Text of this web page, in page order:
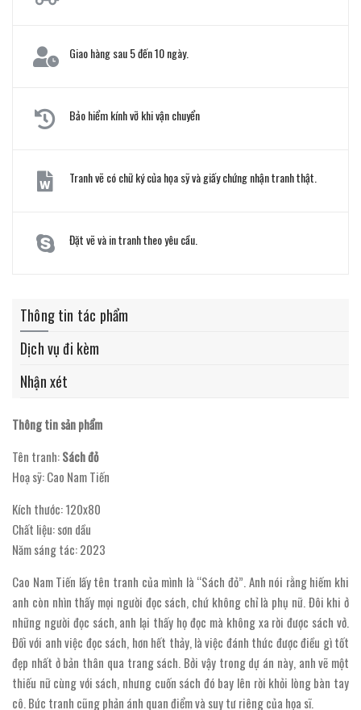
Giao hàng sau 5 đến 10 ngày.
Bảo hiểm kính vỡ khi vận chuyển
Tranh vẽ có chữ ký của họa sỹ và giấy chứng nhận tranh thật.
Đặt vẽ và in tranh theo yêu cầu.
Thông tin tác phẩm
Dịch vụ đi kèm
Nhận xét
Thông tin sản phẩm
Tên tranh:Sách đỏ
Hoạ sỹ: Cao Nam Tiến
Kích thước: 120x80
Chất liệu: sơn dầu
Năm sáng tác: 2023
Cao Nam Tiến lấy tên tranh của mình là “Sách đỏ”. Anh nói rằng hiếm khi
anh còn nhìn thấy mọi người đọc sách, chứ không chỉ là phụ nữ. Đôi khi ở
những người đọc sách, anh lại thấy họ đọc mà không xa rời được sách vở.
Đối với anh việc đọc sách, hơn hết thảy, là việc đánh thức được điều gì tốt
đẹp nhất ở bản thân qua trang sách. Bởi vậy trong dự án này, anh vẽ một
thiếu nữ cùng với sách, nhưng cuốn sách đó bay lên rời khỏi lòng bàn tay
cô. Bức tranh cũng phản ánh quan điểm và suy tư riêng của họa sĩ.